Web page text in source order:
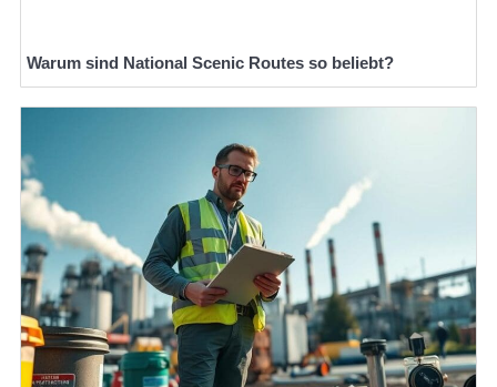
Warum sind National Scenic Routes so beliebt?